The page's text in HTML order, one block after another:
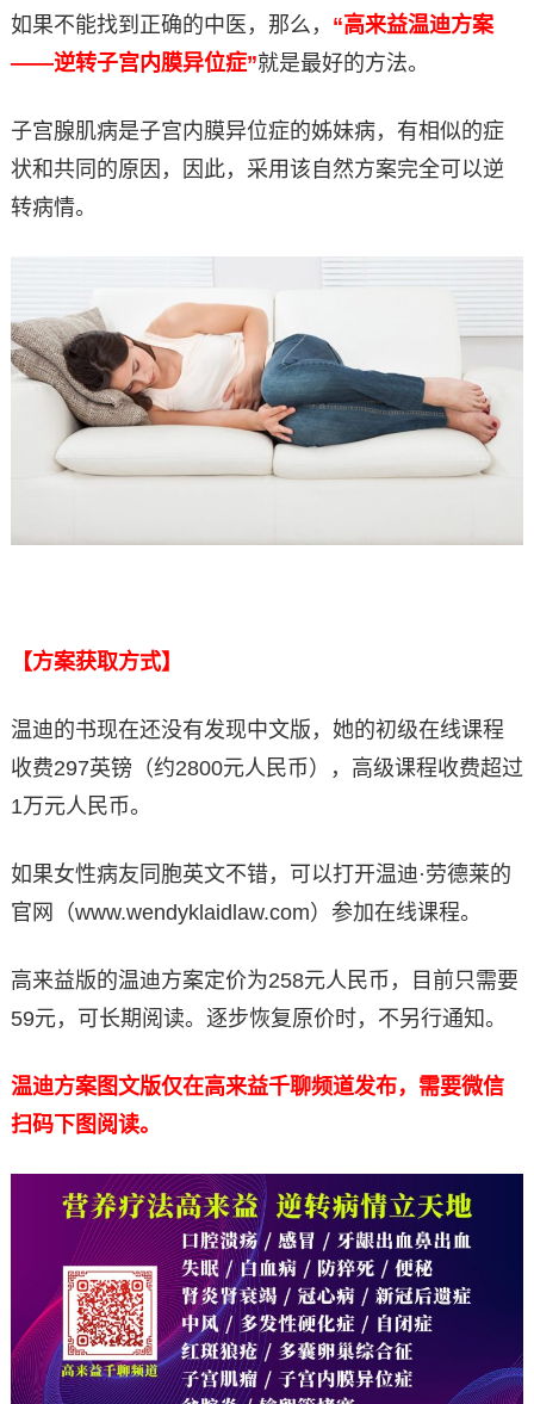
如果不能找到正确的中医，那么， “高来益温迪方案
——逆转子宫内膜异位症”就是最好的方法。
子宫腺肌病是子宫内膜异位症的姊妹病，有相似的症
状和共同的原因，因此，采用该自然方案完全可以逆
转病情。
【方案获取方式】
温迪的书现在还没有发现中文版，她的初级在线课程
收费297英镑（约2800元人民币），高级课程收费超过
1万元人民币。
如果女性病友同胞英文不错，可以打开温迪·劳德莱的
官网（www.wendyklaidlaw.com）参加在线课程。
高来益版的温迪方案定价为258元人民币，目前只需要
59元，可长期阅读。逐步恢复原价时，不另行通知。
温迪方案图文版仅在高来益千聊频道发布，需要微信
扫码下图阅读。